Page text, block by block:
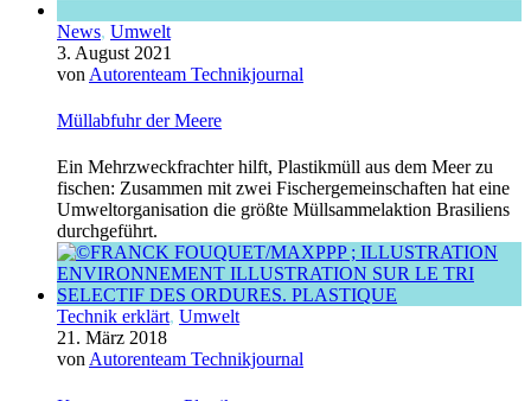
News, Umwelt
3. August 2021
von Autorenteam Technikjournal
Müllabfuhr der Meere
Ein Mehrzweckfrachter hilft, Plastikmüll aus dem Meer zu
fischen: Zusammen mit zwei Fischergemeinschaften hat eine
Umweltorganisation die größte Müllsammelaktion Brasiliens
durchgeführt.
Technik erklärt, Umwelt
21. März 2018
von Autorenteam Technikjournal